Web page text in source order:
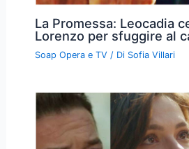
La Promessa: Leocadia
Lorenzo per sfuggire al
Soap Opera e TV / Di Sofia Villari